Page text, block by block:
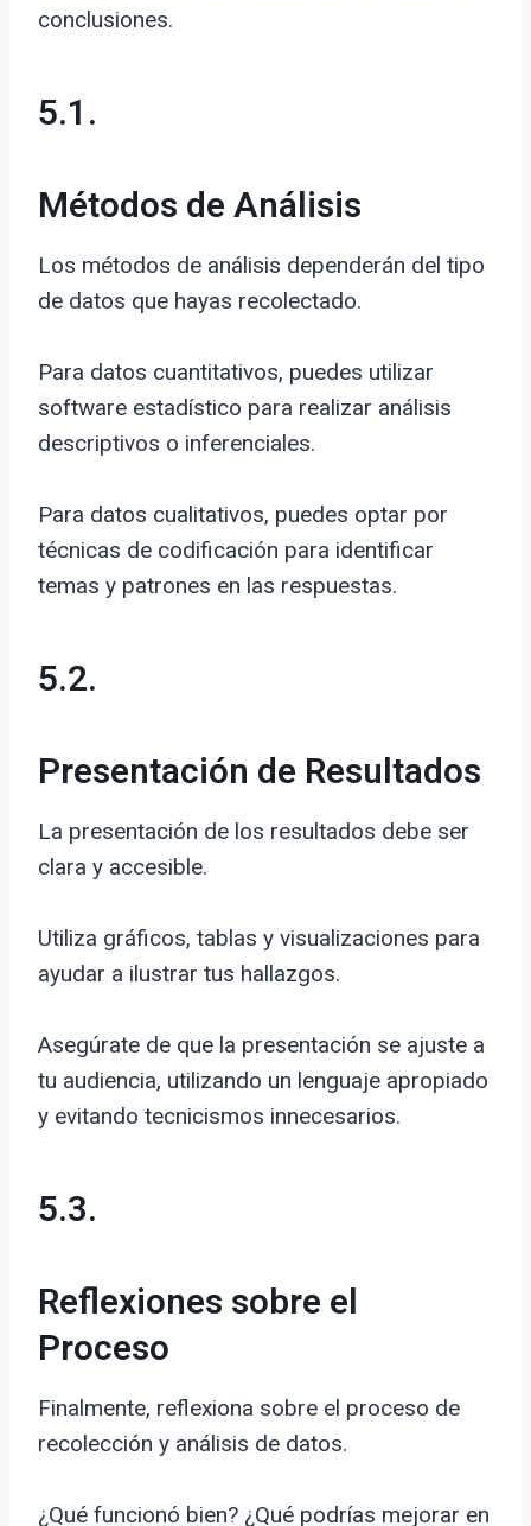
conclusiones.
5.1.
Métodos de Análisis
Los métodos de análisis dependerán del tipo
de datos que hayas recolectado.
Para datos cuantitativos, puedes utilizar
software estadístico para realizar análisis
descriptivos o inferenciales.
Para datos cualitativos, puedes optar por
técnicas de codificación para identificar
temas y patrones en las respuestas.
5.2.
Presentación de Resultados
La presentación de los resultados debe ser
clara y accesible.
Utiliza gráficos, tablas y visualizaciones para
ayudar a ilustrar tus hallazgos.
Asegúrate de que la presentación se ajuste a
tu audiencia, utilizando un lenguaje apropiado
y evitando tecnicismos innecesarios.
5.3.
Reflexiones sobre el
Proceso
Finalmente, reflexiona sobre el proceso de
recolección y análisis de datos.
¿Qué funcionó bien? ¿Qué podrías mejorar en